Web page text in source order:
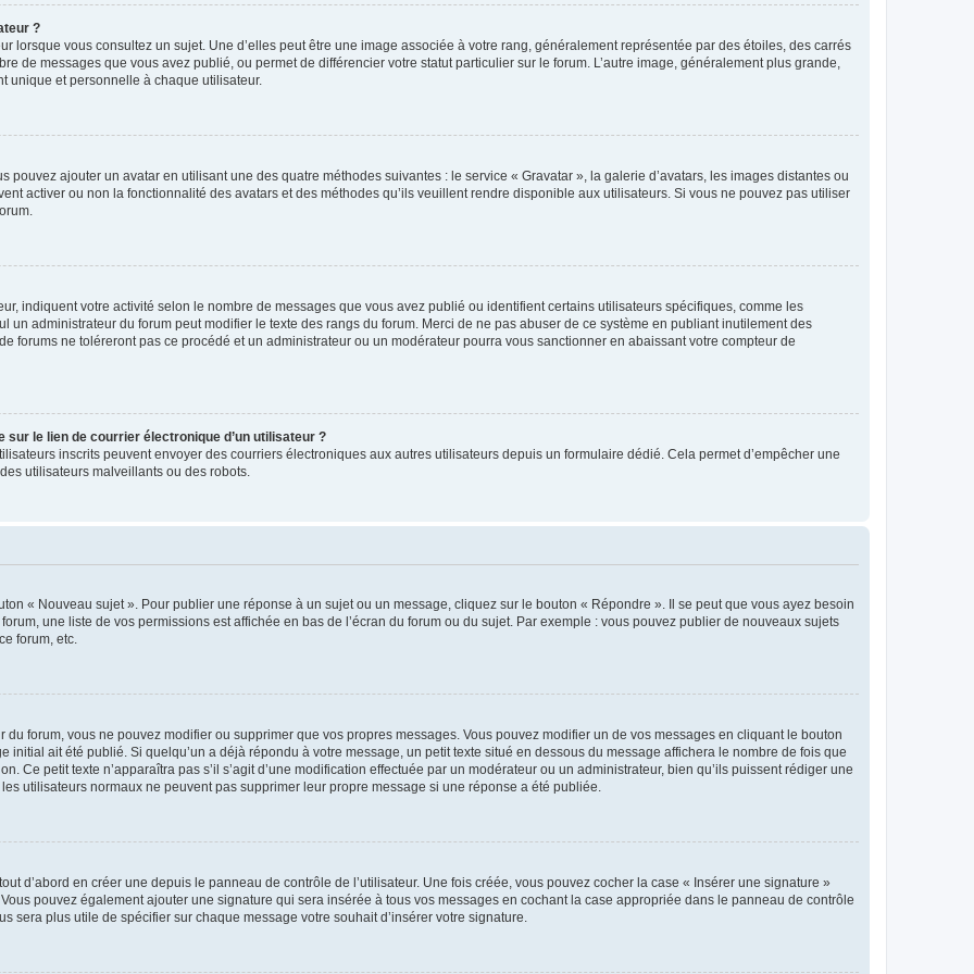
?
lorsque vous consultez un sujet. Une d’elles peut être une image associée à votre rang, généralement représentée par des étoiles, des carrés
de messages que vous avez publié, ou permet de différencier votre statut particulier sur le forum. L’autre image, généralement plus grande,
unique et personnelle à chaque utilisateur.
pouvez ajouter un avatar en utilisant une des quatre méthodes suivantes : le service « Gravatar », la galerie d’avatars, les images distantes ou
activer ou non la fonctionnalité des avatars et des méthodes qu’ils veuillent rendre disponible aux utilisateurs. Si vous ne pouvez pas utiliser
indiquent votre activité selon le nombre de messages que vous avez publié ou identifient certains utilisateurs spécifiques, comme les
un administrateur du forum peut modifier le texte des rangs du forum. Merci de ne pas abuser de ce système en publiant inutilement des
forums ne toléreront pas ce procédé et un administrateur ou un modérateur pourra vous sanctionner en abaissant votre compteur de
sur le lien de courrier électronique d’un utilisateur ?
inscrits peuvent envoyer des courriers électroniques aux autres utilisateurs depuis un formulaire dédié. Cela permet d’empêcher une
utilisateurs malveillants ou des robots.
« Nouveau sujet ». Pour publier une réponse à un sujet ou un message, cliquez sur le bouton « Répondre ». Il se peut que vous ayez besoin
une liste de vos permissions est affichée en bas de l’écran du forum ou du sujet. Par exemple : vous pouvez publier de nouveaux sujets
forum, etc.
forum, vous ne pouvez modifier ou supprimer que vos propres messages. Vous pouvez modifier un de vos messages en cliquant le bouton
ait été publié. Si quelqu’un a déjà répondu à votre message, un petit texte situé en dessous du message affichera le nombre de fois que
Ce petit texte n’apparaîtra pas s’il s’agit d’une modification effectuée par un modérateur ou un administrateur, bien qu’ils puissent rédiger une
utilisateurs normaux ne peuvent pas supprimer leur propre message si une réponse a été publiée.
d’abord en créer une depuis le panneau de contrôle de l’utilisateur. Une fois créée, vous pouvez cocher la case « Insérer une signature »
pouvez également ajouter une signature qui sera insérée à tous vos messages en cochant la case appropriée dans le panneau de contrôle
sera plus utile de spécifier sur chaque message votre souhait d’insérer votre signature.